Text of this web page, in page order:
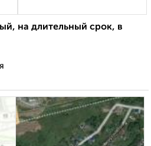
на длительный срок, в